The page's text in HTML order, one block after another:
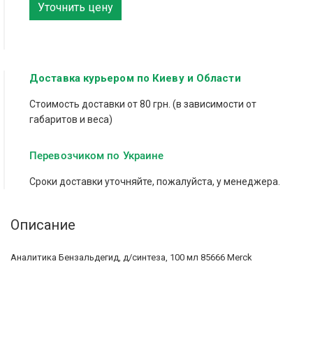
Уточнить цену
Доставка курьером по Киеву и Области
Стоимость доставки от 80 грн. (в зависимости от
габаритов и веса)
Перевозчиком по Украине
Сроки доставки уточняйте, пожалуйста, у менеджера.
Описание
Аналитика Бензальдегид, д/синтеза, 100 мл 85666 Merck